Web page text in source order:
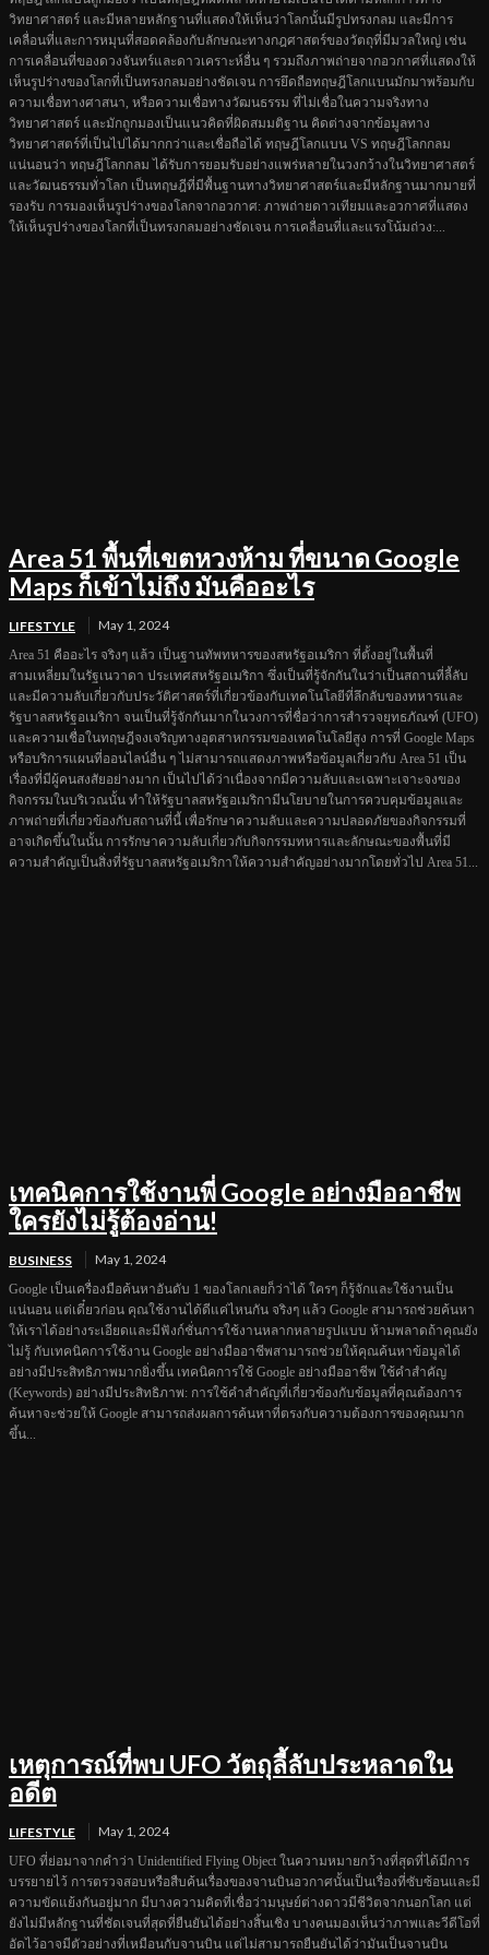
วิทยาศาสตร์ และมีหลายหลักฐานที่แสดงให้เห็นว่าโลกนั้นมีรูปทรงกลม และมีการ
เคลื่อนที่และการหมุนที่สอดคล้องกับลักษณะทางกฎศาสตร์ของวัตถุที่มีมวลใหญ่ เช่น
การเคลื่อนที่ของดวงจันทร์และดาวเคราะห์อื่น ๆ รวมถึงภาพถ่ายจากอวกาศที่แสดงให้
เห็นรูปร่างของโลกที่เป็นทรงกลมอย่างชัดเจน การยึดถือทฤษฎีโลกแบนมักมาพร้อมกับ
ความเชื่อทางศาสนา, หรือความเชื่อทางวัฒนธรรม ที่ไม่เชื่อในความจริงทาง
วิทยาศาสตร์ และมักถูกมองเป็นแนวคิดที่ผิดสมมติฐาน คิดต่างจากข้อมูลทาง
วิทยาศาสตร์ที่เป็นไปได้มากกว่าและเชื่อถือได้ ทฤษฎีโลกแบน VS ทฤษฎีโลกกลม
แน่นอนว่า ทฤษฎีโลกกลม ได้รับการยอมรับอย่างแพร่หลายในวงกว้างในวิทยาศาสตร์
และวัฒนธรรมทั่วโลก เป็นทฤษฎีที่มีพื้นฐานทางวิทยาศาสตร์และมีหลักฐานมากมายที่
รองรับ การมองเห็นรูปร่างของโลกจากอวกาศ: ภาพถ่ายดาวเทียมและอวกาศที่แสดง
ให้เห็นรูปร่างของโลกที่เป็นทรงกลมอย่างชัดเจน การเคลื่อนที่และแรงโน้มถ่วง:...
Area 51 พื้นที่เขตหวงห้าม ที่ขนาด Google
Maps ก็เข้าไม่ถึง มันคืออะไร
LIFESTYLE May 1, 2024
Area 51 คืออะไร จริงๆ แล้ว เป็นฐานทัพทหารของสหรัฐอเมริกา ที่ตั้งอยู่ในพื้นที่
สามเหลี่ยมในรัฐเนวาดา ประเทศสหรัฐอเมริกา ซึ่งเป็นที่รู้จักกันในว่าเป็นสถานที่ลี้ลับ
และมีความลับเกี่ยวกับประวัติศาสตร์ที่เกี่ยวข้องกับเทคโนโลยีที่ลึกลับของทหารและ
รัฐบาลสหรัฐอเมริกา จนเป็นที่รู้จักกันมากในวงการที่ชื่อว่าการสำรวจยุทธภัณฑ์ (UFO)
และความเชื่อในทฤษฎีจงเจริญทางอุตสาหกรรมของเทคโนโลยีสูง การที่ Google Maps
หรือบริการแผนที่ออนไลน์อื่น ๆ ไม่สามารถแสดงภาพหรือข้อมูลเกี่ยวกับ Area 51 เป็น
เรื่องที่มีผู้คนสงสัยอย่างมาก เป็นไปได้ว่าเนื่องจากมีความลับและเฉพาะเจาะจงของ
กิจกรรมในบริเวณนั้น ทำให้รัฐบาลสหรัฐอเมริกามีนโยบายในการควบคุมข้อมูลและ
ภาพถ่ายที่เกี่ยวข้องกับสถานที่นี้ เพื่อรักษาความลับและความปลอดภัยของกิจกรรมที่
อาจเกิดขึ้นในนั้น การรักษาความลับเกี่ยวกับกิจกรรมทหารและลักษณะของพื้นที่มี
ความสำคัญเป็นสิ่งที่รัฐบาลสหรัฐอเมริกาให้ความสำคัญอย่างมากโดยทั่วไป Area 51...
เทคนิคการใช้งานพี่ Google อย่างมืออาชีพ
ใครยังไม่รู้ต้องอ่าน!
BUSINESS May 1, 2024
Google เป็นเครื่องมือค้นหาอันดับ 1 ของโลกเลยก็ว่าได้ ใครๆ ก็รู้จักและใช้งานเป็น
แน่นอน แต่เดี๋ยวก่อน คุณใช้งานได้ดีแค่ไหนกัน จริงๆ แล้ว Google สามารถช่วยค้นหา
ให้เราได้อย่างระเอียดและมีฟังก์ชั่นการใช้งานหลากหลายรูปแบบ ห้ามพลาดถ้าคุณยัง
ไม่รู้ กับเทคนิคการใช้งาน Google อย่างมืออาชีพสามารถช่วยให้คุณค้นหาข้อมูลได้
อย่างมีประสิทธิภาพมากยิ่งขึ้น เทคนิคการใช้ Google อย่างมืออาชีพ ใช้คำสำคัญ
(Keywords) อย่างมีประสิทธิภาพ: การใช้คำสำคัญที่เกี่ยวข้องกับข้อมูลที่คุณต้องการ
ค้นหาจะช่วยให้ Google สามารถส่งผลการค้นหาที่ตรงกับความต้องการของคุณมาก
ขึ้น...
เหตุการณ์ที่พบ UFO วัตถุลี้ลับประหลาดใน
อดีต
LIFESTYLE May 1, 2024
UFO ที่ย่อมาจากคำว่า Unidentified Flying Object ในความหมายกว้างที่สุดที่ได้มีการ
บรรยายไว้ การตรวจสอบหรือสืบค้นเรื่องของจานบินอวกาศนั้นเป็นเรื่องที่ซับซ้อนและมี
ความขัดแย้งกันอยู่มาก มีบางความคิดที่เชื่อว่ามนุษย์ต่างดาวมีชีวิตจากนอกโลก แต่
ยังไม่มีหลักฐานที่ชัดเจนที่สุดที่ยืนยันได้อย่างสิ้นเชิง บางคนมองเห็นว่าภาพและวีดีโอที่
อัดไว้อาจมีตัวอย่างที่เหมือนกับจานบิน แต่ไม่สามารถยืนยันได้ว่ามันเป็นจานบิน